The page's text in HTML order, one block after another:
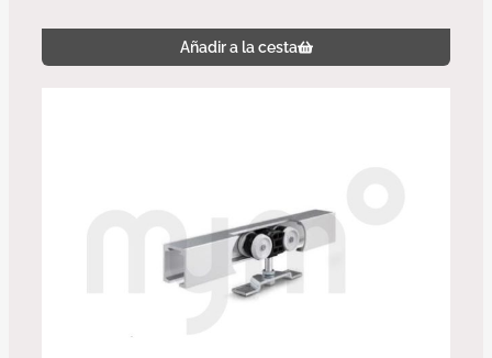
Añadir a la cesta